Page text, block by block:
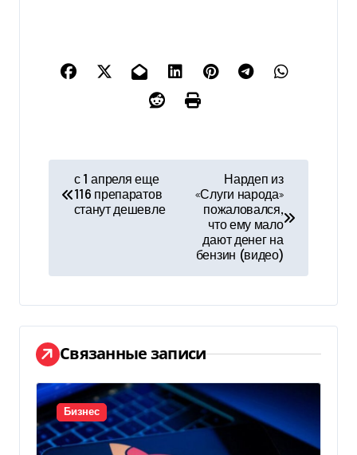
и
г
а
ц
и
я
с 1 апреля еще
116 препаратов
станут дешевле
Нардеп из
«Слуги народа»
пожаловался,
что ему мало
дают денег на
бензин (видео)
Связанные записи
Бизнес